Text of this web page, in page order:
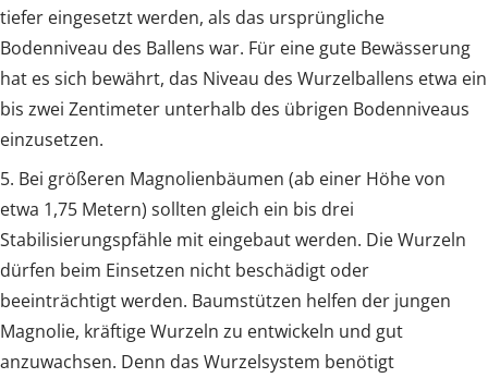
tiefer eingesetzt werden, als das ursprüngliche
Bodenniveau des Ballens war. Für eine gute Bewässerung
hat es sich bewährt, das Niveau des Wurzelballens etwa ein
bis zwei Zentimeter unterhalb des übrigen Bodenniveaus
einzusetzen.
5. Bei größeren Magnolienbäumen (ab einer Höhe von
etwa 1,75 Metern) sollten gleich ein bis drei
Stabilisierungspfähle mit eingebaut werden. Die Wurzeln
dürfen beim Einsetzen nicht beschädigt oder
beeinträchtigt werden. Baumstützen helfen der jungen
Magnolie, kräftige Wurzeln zu entwickeln und gut
anzuwachsen. Denn das Wurzelsystem benötigt